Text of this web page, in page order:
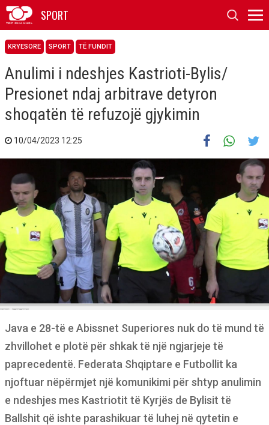
SPORT
KRYESORE SPORT TË FUNDIT
Anulimi i ndeshjes Kastrioti-Bylis/
Presionet ndaj arbitrave detyron
shoqatën të refuzojë gjykimin
10/04/2023 12:25
Java e 28-të e Abissnet Superiores nuk do të mund të
zhvillohet e plotë për shkak të një ngjarjeje të
paprecedentë. Federata Shqiptare e Futbollit ka
njoftuar nëpërmjet një komunikimi për shtyp anulimin
e ndeshjes mes Kastriotit të Kyrjës de Bylisit të
Ballshit që ishte parashikuar të luhej në qytetin e